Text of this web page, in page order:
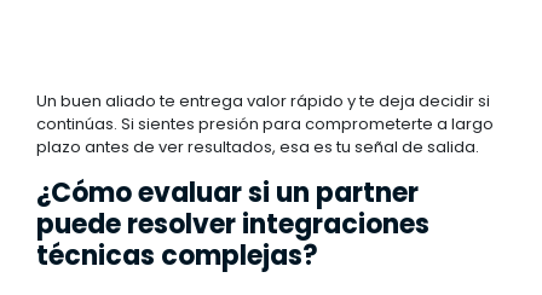
Un buen aliado te entrega valor rápido y te deja decidir si
continúas. Si sientes presión para comprometerte a largo
plazo antes de ver resultados, esa es tu señal de salida.
¿Cómo evaluar si un partner
puede resolver integraciones
técnicas complejas?